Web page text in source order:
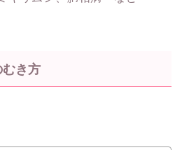
き方